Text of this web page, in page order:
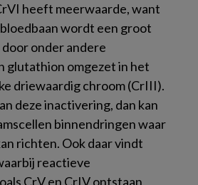
heeft meerwaarde, want
wordt een groot
onder andere
glutathion omgezet in het
driewaardig chroom (CrIII).
deze inactivering, dan kan
binnendringen waar
richten. Ook daar vindt
reactieve
CrV en CrIV ontstaan